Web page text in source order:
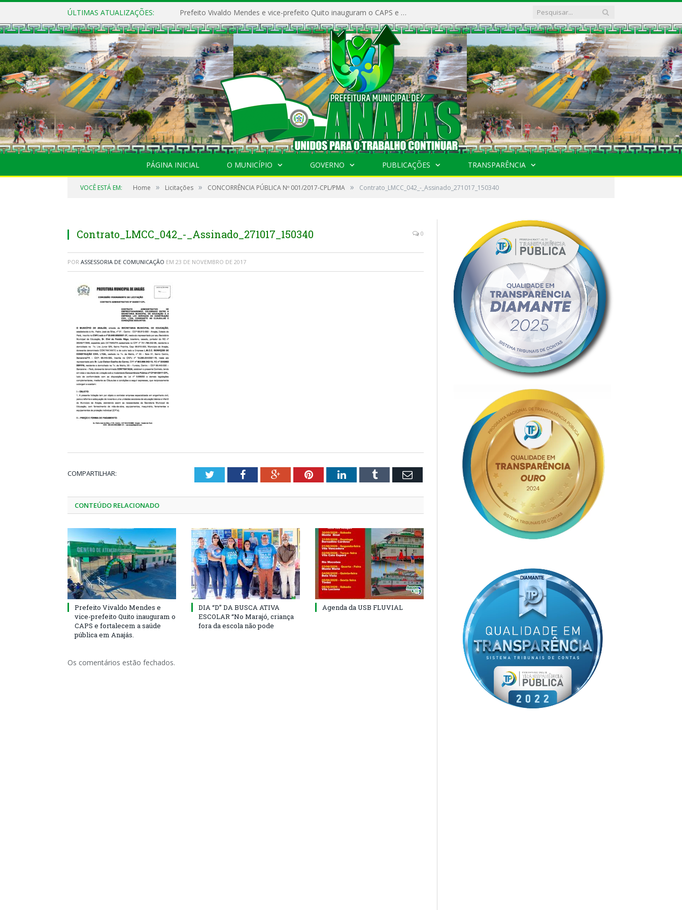
ÚLTIMAS ATUALIZAÇÕES: Prefeito Vivaldo Mendes e vice-prefeito Quito inauguram o CAPS e fortalecem a saúde pública em Anajás.
PÁGINA INICIAL O MUNICÍPIO GOVERNO PUBLICAÇÕES TRANSPARÊNCIA
VOCÊ ESTÁ EM: Home » Licitações » CONCORRÊNCIA PÚBLICA Nº 001/2017-CPL/PMA » Contrato_LMCC_042_-_Assinado_271017_150340
Contrato_LMCC_042_-_Assinado_271017_150340 0
POR ASSESSORIA DE COMUNICAÇÃO EM 23 DE NOVEMBRO DE 2017
COMPARTILHAR: TwitterFacebookGoogle+PinterestLinkedInTumblr Email
CONTEÚDO RELACIONADO
Prefeito Vivaldo Mendes e
vice-prefeito Quito inauguram o
CAPS e fortalecem a saúde
pública em Anajás.
DIA “D” DA BUSCA ATIVA
ESCOLAR “No Marajó, criança
fora da escola não pode
Agenda da USB FLUVIAL
Os comentários estão fechados.